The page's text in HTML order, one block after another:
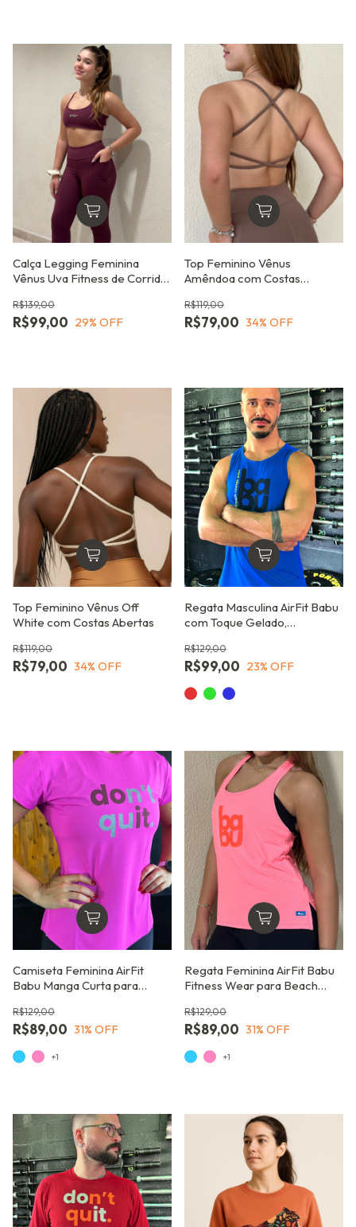
Calça Legging Feminina
Vênus Uva Fitness de Corrida
R$99,00
R$139,00
29% OFF
Top Feminino Vênus
Amêndoa com Costas
R$79,00
R$119,00
34% OFF
Top Feminino Vênus Off
White com Costas Abertas
R$79,00
R$119,00
34% OFF
Regata Masculina AirFit Babu
com Toque Gelado,
Tecnologia Esportiva
R$99,00
R$129,00
23% OFF
Camiseta Feminina AirFit
Babu Manga Curta para
Respirabilidade e
Performance
R$89,00
R$129,00
31% OFF
+1
Regata Feminina AirFit Babu
Fitness Wear para Beach
R$89,00
R$129,00
31% OFF
+1